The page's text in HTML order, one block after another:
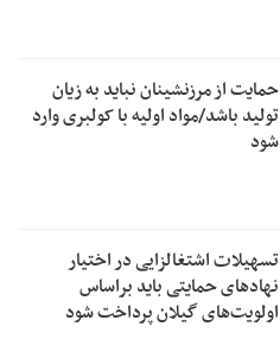
حمایت از مرزنشینان نباید به زیان
تولید باشد/مواد اولیه با کولبری وارد
شود
تسهیلات اشتغالزایی در اختیار
نهادهای حمایتی باید براساس
اولویت‌های گیلان پرداخت شود